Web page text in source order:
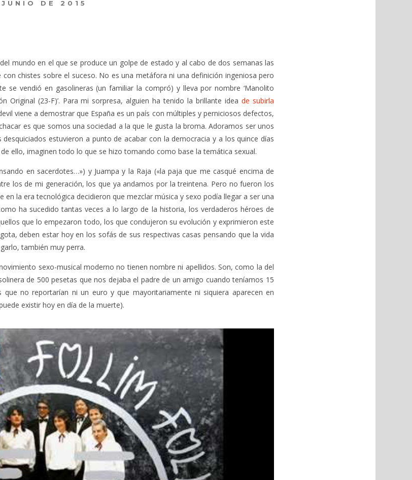
DE 2015
mundo en el que se produce un golpe de estado y al cabo de dos semanas las
con chistes sobre el suceso. No es una metáfora ni una definición ingeniosa pero
se vendió en gasolineras (un familiar la compró) y lleva por nombre ‘Manolito
Original (23-F)’. Para mi sorpresa, alguien ha tenido la brillante ideade subirla
viene a demostrar que España es un país con múltiples y perniciosos defectos,
es que somos una sociedad a la que le gusta la broma. Adoramos ser unos
estuvieron a punto de acabar con la democracia y a los quince días
ello, imaginen todo lo que se hizo tomando como base la temática sexual.
en sacerdotes…») y Juampa y la Raja («la paja que me casqué encima de
los de mi generación, los que ya andamos por la treintena. Pero no fueron los
la era tecnológica decidieron que mezclar música y sexo podía llegar a ser una
ha sucedido tantas veces a lo largo de la historia, los verdaderos héroes de
que lo empezaron todo, los que condujeron su evolución y exprimieron este
deben estar hoy en los sofás de sus respectivas casas pensando que la vida
también muy perra.
sexo-musical moderno no tienen nombre ni apellidos. Son, como la del
de 500 pesetas que nos dejaba el padre de un amigo cuando teníamos 15
que no reportarían ni un euro y que mayoritariamente ni siquiera aparecen en
existir hoy en día de la muerte).